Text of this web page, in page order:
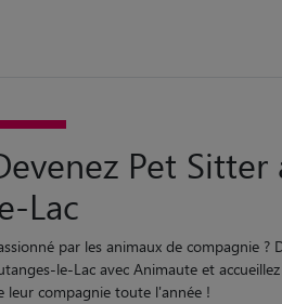
Pet
Lac
par les animaux de compagnie ?
le-Lac avec Animaute et
leur compagnie toute l'année !